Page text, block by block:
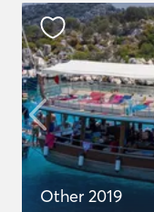
Other 2019